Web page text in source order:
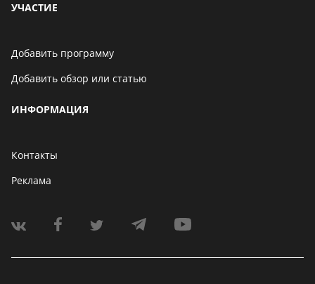
УЧАСТИЕ
Добавить программу
Добавить обзор или статью
ИНФОРМАЦИЯ
Контакты
Реклама